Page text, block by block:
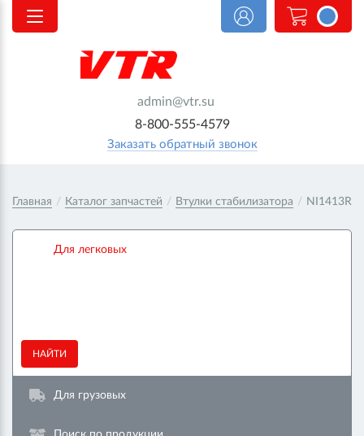
admin@vtr.su
8-800-555-4579
Заказать обратный звонок
<@
order.count
|| 0 @>
Главная / Каталог запчастей / Втулки стабилизатора / NI1413R
Для легковых
НАЙТИ
Для грузовых